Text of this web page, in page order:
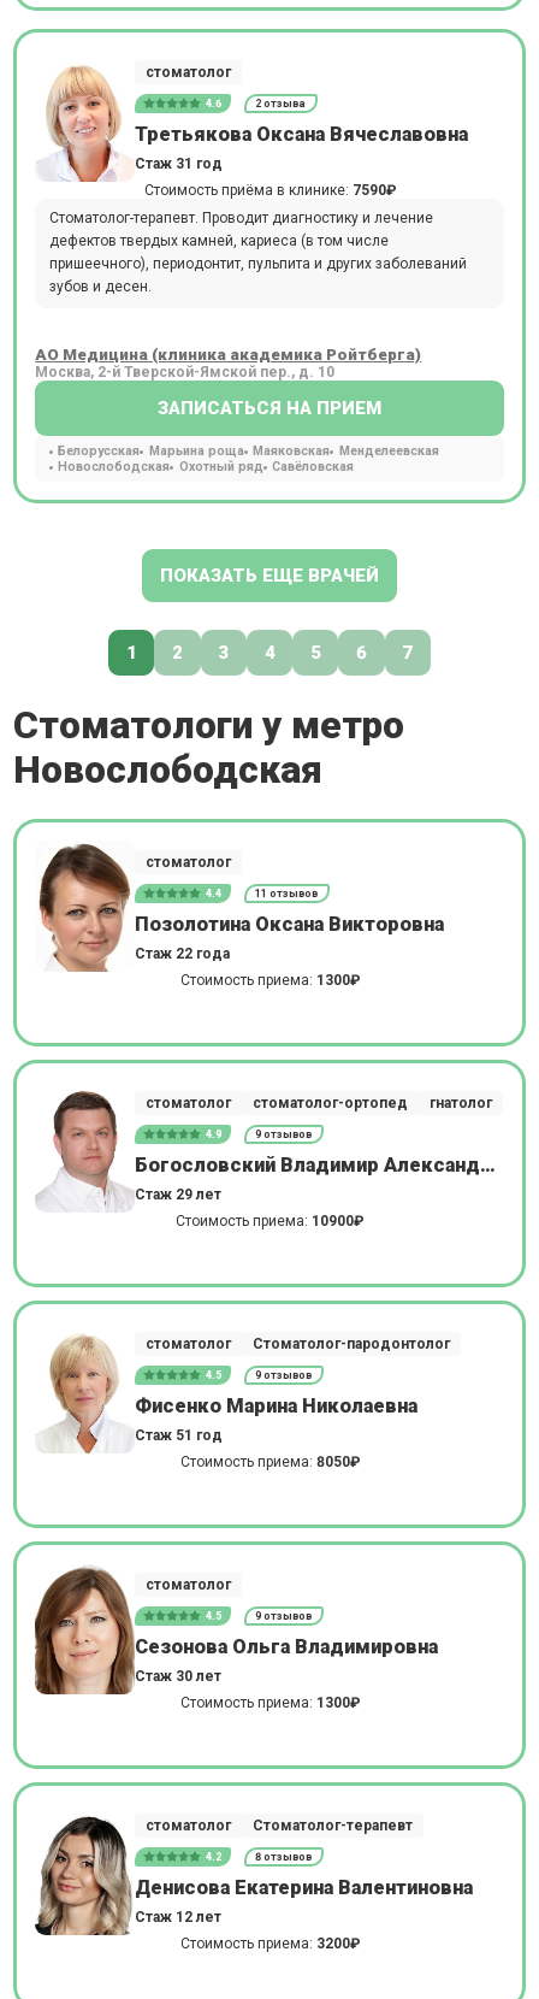
стоматолог
4.6 2 отзыва
Третьякова Оксана Вячеславовна
Стаж 31 год
Стоимость приёма в клинике: 7590₽
Стоматолог-терапевт. Проводит диагностику и лечение
дефектов твердых камней, кариеса (в том числе
пришеечного), периодонтит, пульпита и других заболеваний
зубов и десен.
АО Медицина (клиника академика Ройтберга)
Москва, 2-й Тверской-Ямской пер., д. 10
ЗАПИСАТЬСЯ НА ПРИЕМ
Белорусская Марьина роща Маяковская
Менделеевская
Новослободская
Охотный ряд Савёловская
ПОКАЗАТЬ ЕЩЕ ВРАЧЕЙ
1 2 3 4 5 6 7
Стоматологи у метро
Новослободская
стоматолог
4.4 11 отзывов
Позолотина Оксана Викторовна
Стаж 22 года
Стоимость приема: 1300₽
стоматолог стоматолог-ортопед гнатолог
4.9 9 отзывов
Богословский Владимир Александрович
Стаж 29 лет
Стоимость приема: 10900₽
стоматолог Стоматолог-пародонтолог
4.5 9 отзывов
Фисенко Марина Николаевна
Стаж 51 год
Стоимость приема: 8050₽
стоматолог
4.5 9 отзывов
Сезонова Ольга Владимировна
Стаж 30 лет
Стоимость приема: 1300₽
стоматолог Стоматолог-терапевт
4.2 8 отзывов
Денисова Екатерина Валентиновна
Стаж 12 лет
Стоимость приема: 3200₽